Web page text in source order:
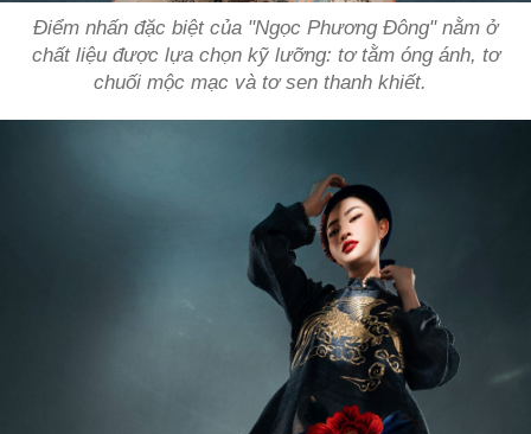
Điểm nhấn đặc biệt của "Ngọc Phương Đông" nằm ở
chất liệu được lựa chọn kỹ lưỡng: tơ tằm óng ánh, tơ
chuối mộc mạc và tơ sen thanh khiết.